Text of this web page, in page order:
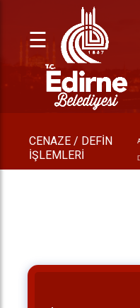
☰
CENAZE / DEFİN
İŞLEMLERİ